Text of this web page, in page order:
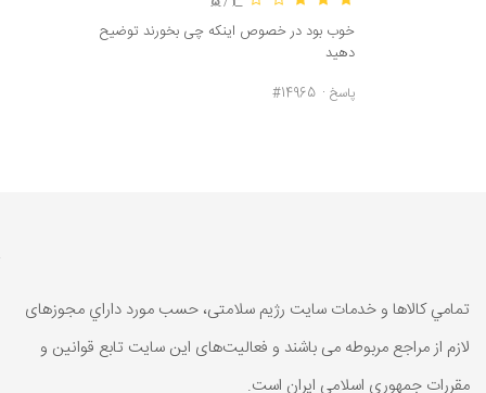
خوب بود در خصوص اینکه چی بخورند توضیح
دهید
پاسخ #14965
تمامي كالاها و خدمات سایت رژیم سلامتی، حسب مورد داراي مجوزهای
لازم از مراجع مربوطه می باشند و فعاليت‌های اين سايت تابع قوانين و
مقررات جمهوری اسلامی ايران است.